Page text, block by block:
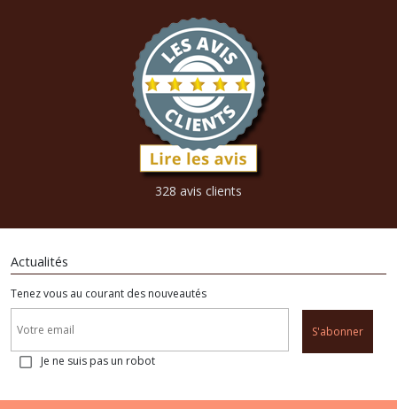
328 avis clients
Actualités
Tenez vous au courant des nouveautés
S'abonner
Je ne suis pas un robot